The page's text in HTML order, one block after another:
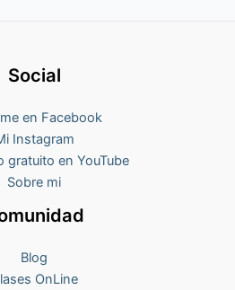
Social
en Facebook
Instagram
gratuito en YouTube
Sobre mi
Blog
OnLine